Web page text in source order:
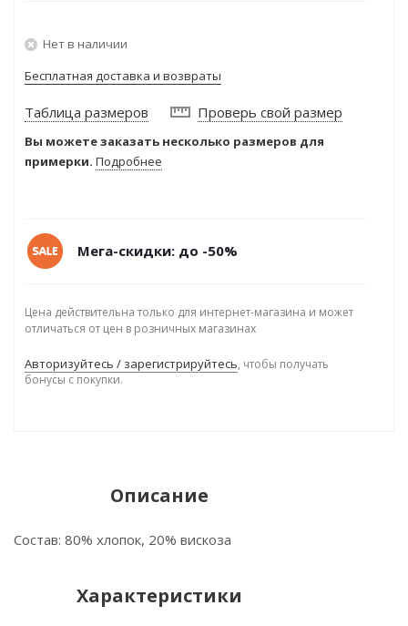
Нет в наличии
Бесплатная доставка и возвраты
Таблица размеров Проверь свой размер
Вы можете заказать несколько размеров для
примерки. Подробнее
Мега-скидки: до -50%
Цена действительна только для интернет-магазина и может
отличаться от цен в розничных магазинах
Авторизуйтесь / зарегистрируйтесь, чтобы получать
бонусы с покупки.
Описание
Состав: 80% хлопок, 20% вискоза
Характеристики